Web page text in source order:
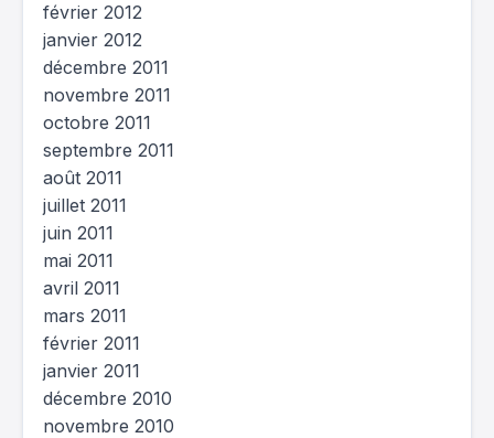
février 2012
janvier 2012
décembre 2011
novembre 2011
octobre 2011
septembre 2011
août 2011
juillet 2011
juin 2011
mai 2011
avril 2011
mars 2011
février 2011
janvier 2011
décembre 2010
novembre 2010